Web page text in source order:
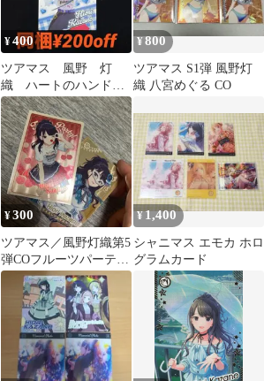
¥400
ツアマス 風野 灯
織 ハートのハンドサ
イン CO 04 82
¥800
ツアマス S1弾 風野灯
織 八宮めぐる CO
¥300
ツアマス／風野灯織第5
弾COフルーツパーテ
ィ！＋Rマスカレード
マスク（白）
¥1,400
シャニマス エモカ ホロ
グラムカード